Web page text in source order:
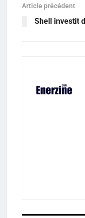
Article précédent
Shell investit